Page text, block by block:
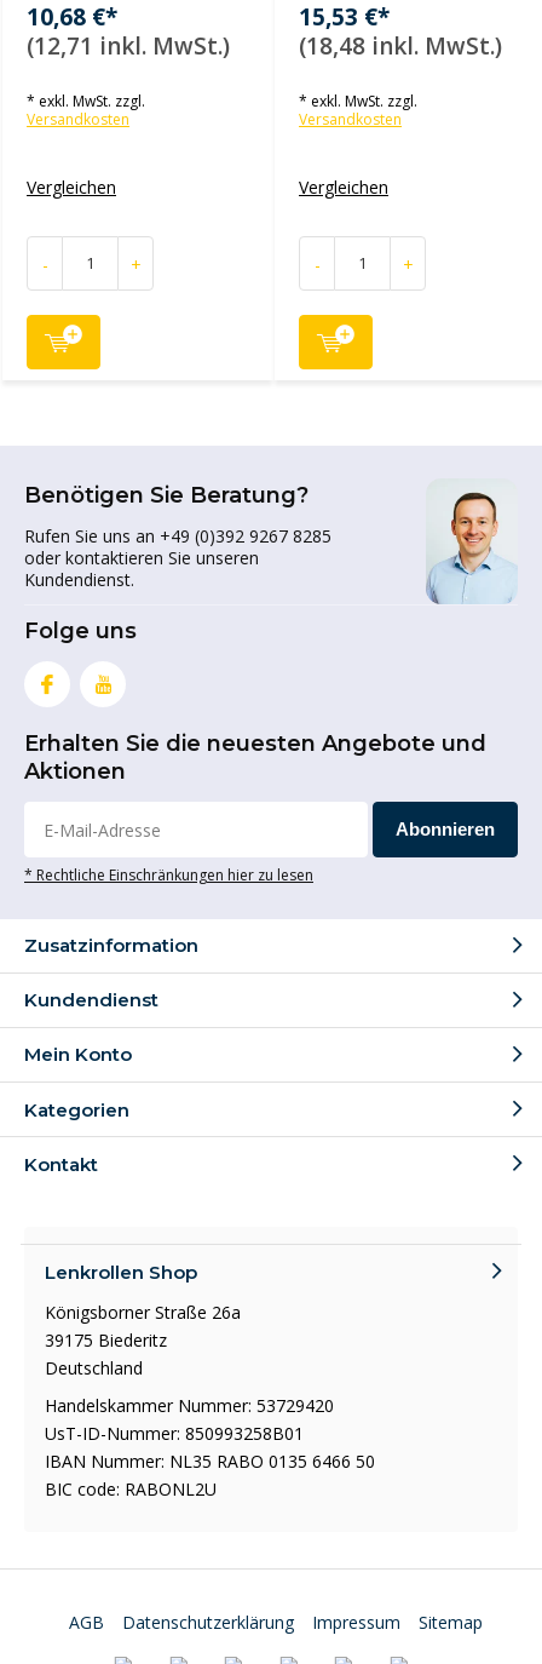
10,68 €*
(12,71 inkl. MwSt.)
* exkl. MwSt. zzgl.
Versandkosten
Vergleichen
- +
15,53 €*
(18,48 inkl. MwSt.)
* exkl. MwSt. zzgl.
Versandkosten
Vergleichen
- +
Benötigen Sie Beratung?
Rufen Sie uns an +49 (0)392 9267 8285
oder kontaktieren Sie unseren
Kundendienst.
Folge uns
Erhalten Sie die neuesten Angebote und
Aktionen
Abonnieren
* Rechtliche Einschränkungen hier zu lesen
Zusatzinformation
Kundendienst
Mein Konto
Kategorien
Kontakt
Lenkrollen Shop
Königsborner Straße 26a
39175 Biederitz
Deutschland
Handelskammer Nummer: 53729420
UsT-ID-Nummer: 850993258B01
IBAN Nummer: NL35 RABO 0135 6466 50
BIC code: RABONL2U
AGB Datenschutzerklärung Impressum Sitemap